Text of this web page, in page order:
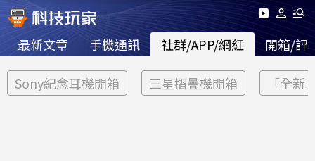
最新文章 手機通訊 社群/APP/網紅 開箱/評
Sony紀念耳機開箱 三星摺疊機開箱 「全新